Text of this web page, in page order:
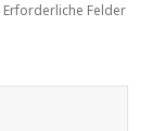
Erforderliche Felder